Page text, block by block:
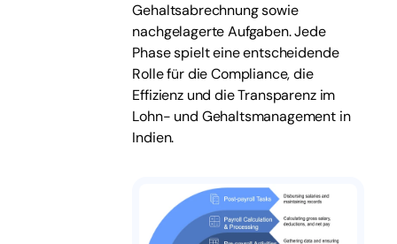
Gehaltsabrechnung sowie
nachgelagerte Aufgaben. Jede
Phase spielt eine entscheidende
Rolle für die Compliance, die
Effizienz und die Transparenz im
Lohn- und Gehaltsmanagement in
Indien.